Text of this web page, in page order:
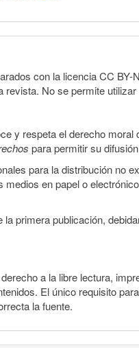
con la licencia CC
No se permite
y respeta el derecho
para permitir su
para la distribución no
en papel o
primera publicación,
a la libre lectura,
El único requisito
la fuente.